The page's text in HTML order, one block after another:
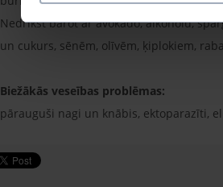
Nedrīkst barot ar avokado, alkoholu,
un cukurs, sēnēm, olīvēm, ķiplokiem,
Biežākās veseības problēmas:
pārauguši nagi un knābis, ektoparazīti,